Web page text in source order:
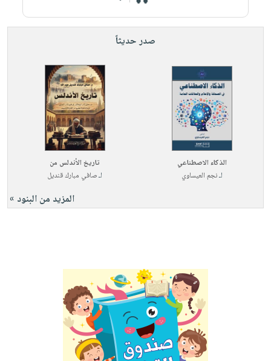
صدر حديثاً
الذكاء الاصطناعي
لـنجم العيساوي
تاريخ الأندلس من
لـصافي مبارك قنديل
المزيد من البنود »